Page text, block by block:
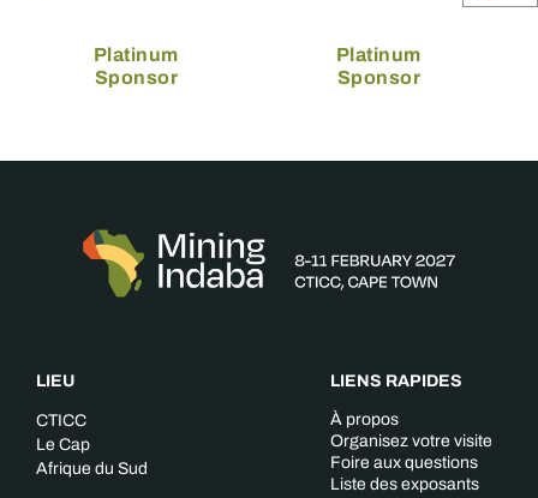
Platinum
Sponsor
Platinum
Sponsor
LIEU
CTICC
Le Cap
Afrique du Sud
LIENS RAPIDES
À propos
Organisez votre visite
Foire aux questions
Liste des exposants